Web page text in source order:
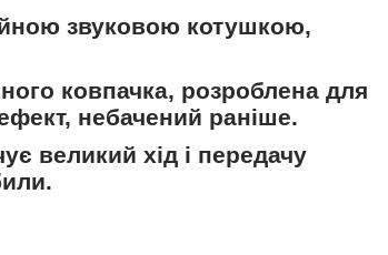
звуковою котушкою,
ковпачка, розроблена для
небачений раніше.
великий хід і передачу